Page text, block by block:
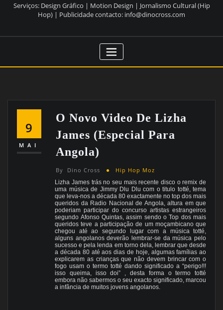
Serviços: Design Gráfico | Motion Design | Jornalismo Cultural (Hip
Hop) | Publicidade contacto: info@dinocross.com
9
MAI
O Novo Video De Lizha
James (especial Para
Angola)
By Dino Cross Hip Hop Moz
Lizha James trás no seu mais recente disco o remix de
uma música de Jimmy Dlu Dlu com o titulo totté, tema
que leva-nos a década 80 exactamente no top dos mais
queridos da Radio Nacional de Angola, altura em que
poderiam participar do concurso artistas estrangeiros
segundo Afonso Quintas, assim sendo o Top dos mais
queridos teve a participação de um moçambicano que
chegou até ao segundo lugar com a música totté,
alguns angolanos deverão lembrar-se da música pelo
sucesso e pela lenda em torno dela, lembrar que desde
a década 80 até aos dias de hoje, algumas famílias ao
explicarem as crianças que não devem brincar com o
fogo usam o termo totté dando significado a “perigo!!!
isso queima, isso doi” , desta forma o termo totté
embora não sabermos o seu exacto significado, marcou
a infância de muitos jovens angolanos.